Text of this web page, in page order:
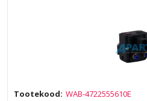
Tootekood: WAB-4722555610E